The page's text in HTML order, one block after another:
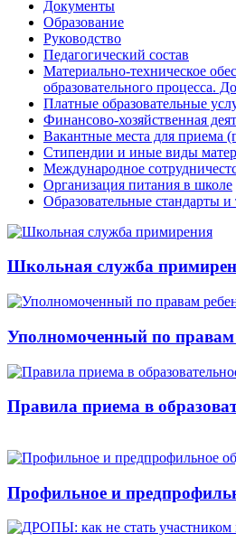
Документы
Образование
Руководство
Педагогический состав
Материально-техническое
образовательного процесса.
Платные образовательные
Финансово-хозяйственная
Вакантные места для приема
Стипендии и иные виды
Международное
Организация питания в школе
Образовательные стандарты и
Школьная служба
Уполномоченный по правам
Правила приема в
Профильное и